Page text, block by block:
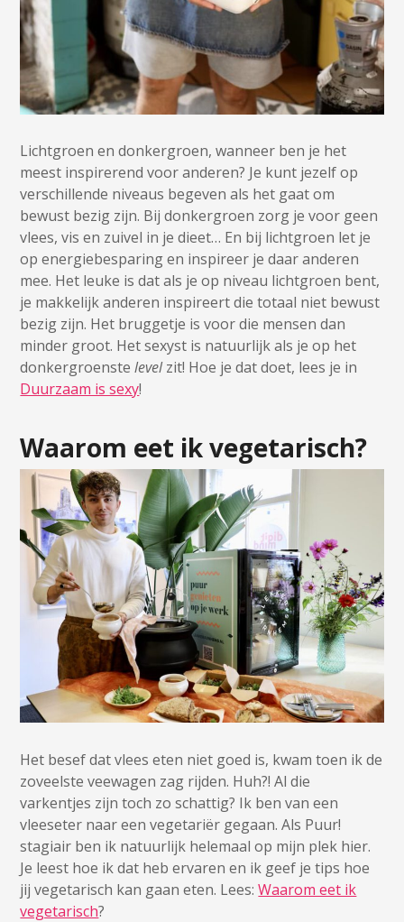
Lichtgroen en donkergroen, wanneer ben je het
meest inspirerend voor anderen? Je kunt jezelf op
verschillende niveaus begeven als het gaat om
bewust bezig zijn. Bij donkergroen zorg je voor geen
vlees, vis en zuivel in je dieet… En bij lichtgroen let je
op energiebesparing en inspireer je daar anderen
mee. Het leuke is dat als je op niveau lichtgroen bent,
je makkelijk anderen inspireert die totaal niet bewust
bezig zijn. Het bruggetje is voor die mensen dan
minder groot. Het sexyst is natuurlijk als je op het
donkergroenstelevelzit! Hoe je dat doet, lees je in
Duurzaam is sexy!
Waarom eet ik vegetarisch?
Het besef dat vlees eten niet goed is, kwam toen ik de
zoveelste veewagen zag rijden. Huh?! Al die
varkentjes zijn toch zo schattig? Ik ben van een
vleeseter naar een vegetariër gegaan. Als Puur!
stagiair ben ik natuurlijk helemaal op mijn plek hier.
Je leest hoe ik dat heb ervaren en ik geef je tips hoe
jij vegetarisch kan gaan eten. Lees:Waarom eet ik
vegetarisch?